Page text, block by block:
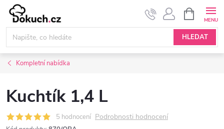
Přejít
obsah
HLEDAT
NÁKUPNÍ
KOŠÍK
Kompletní nabídka
Kuchtík 1,4 L
5 hodnocení Podrobnosti hodnocení